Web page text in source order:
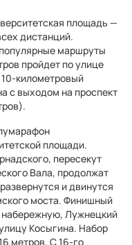
площадь —
дистанций.
маршруты
пройдет по улице
километровый
с выходом на проспект
площади.
пересекут
Вала, продолжат
и двинутся
моста. Финишный
набережную, Лужнецкий
Косыгина. Набор
метров. С 16-го